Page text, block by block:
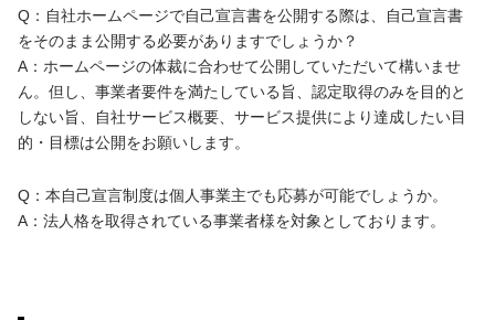
Q：自社ホームページで自己宣言書を公開する際は、自己宣言書
をそのまま公開する必要がありますでしょうか？
A：ホームページの体裁に合わせて公開していただいて構いませ
ん。但し、事業者要件を満たしている旨、認定取得のみを目的と
しない旨、自社サービス概要、サービス提供により達成したい目
的・目標は公開をお願いします。
Q：本自己宣言制度は個人事業主でも応募が可能でしょうか。
A：法人格を取得されている事業者様を対象としております。